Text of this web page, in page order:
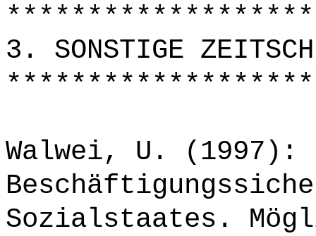
3. SONSTIGE
Walwei, U. (1997):
Sozialstaates.